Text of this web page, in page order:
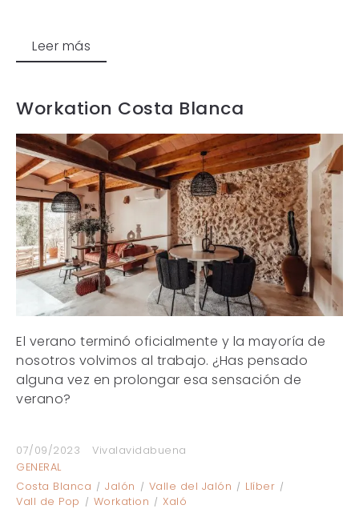
Leer más
Workation Costa Blanca
El verano terminó oficialmente y la mayoría de
nosotros volvimos al trabajo. ¿Has pensado
alguna vez en prolongar esa sensación de
verano?
07/09/2023
Vivalavidabuena
GENERAL
Costa Blanca
Jalón Valle del Jalón
Llíber
Vall de Pop
Workation Xaló